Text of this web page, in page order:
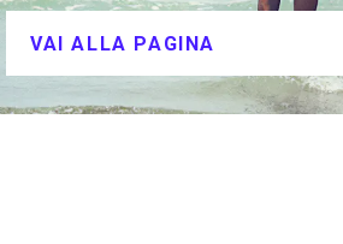
VAI ALLA PAGINA